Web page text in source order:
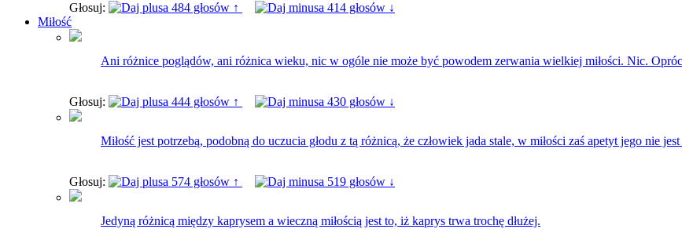
Głosuj: 484 głosów ↑
414 głosów ↓
Miłość
Ani różnice poglądów, ani różnica wieku, nic w ogóle nie może być powodem zerwania wielkiej miłości. Nic.
Głosuj: 444 głosów ↑ 430 głosów ↓
Miłość jest potrzebą, podobną do uczucia głodu z tą różnicą, że człowiek jada stale, w miłości zaś apetyt jego nie
Głosuj: 574 głosów ↑ 519 głosów ↓
Jedyną różnicą między kaprysem a wieczną miłością jest to, iż kaprys trwa trochę dłużej.